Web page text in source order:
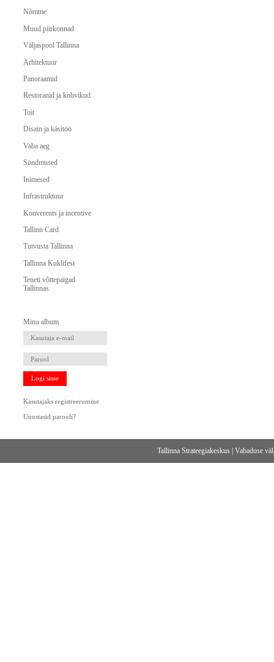
Nõmme
Muud piirkonnad
Väljaspool Tallinna
Arhitektuur
Panoraamid
Restoranid ja kohvikud
Toit
Disain ja käsitöö
Vaba aeg
Sündmused
Inimesed
Infrastruktuur
Konverents ja incentive
Tallinn Card
Tutvusta Tallinna
Tallinna Kuklifest
Teneti võttepaigad
Tallinnas
Minu album
Logi sisse
Kasutajaks registreerumine
Unustasid parooli?
Tallinna Strateegiakeskus |Vabaduse